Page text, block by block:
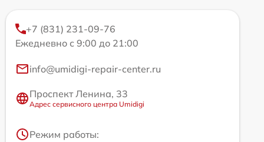
+7 (831) 231-09-76
Ежедневно с 9:00 до 21:00
info@umidigi-repair-center.ru
Проспект Ленина, 33
Адрес сервисного центра Umidigi
Режим работы: